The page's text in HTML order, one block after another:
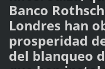
Banco
Londres han
prosperidad
del blanqueo